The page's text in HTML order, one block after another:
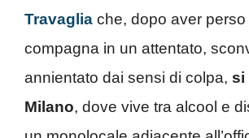
Travaglia che, dopo aver perso
compagna in un attentato,
annientato dai sensi di colpa, si
Milano, dove vive tra alcool e